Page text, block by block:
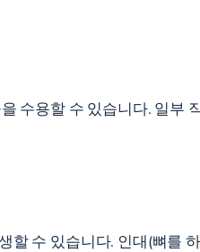
수용할 수 있습니다. 일부
수 있습니다. 인대(뼈를